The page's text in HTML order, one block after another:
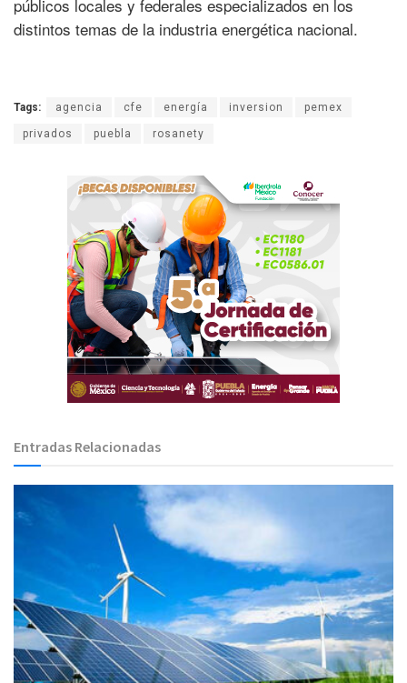
públicos locales y federales especializados en los
distintos temas de la industria energética nacional.
Tags: agencia cfe energía inversion pemex
privados puebla rosanety
Entradas Relacionadas